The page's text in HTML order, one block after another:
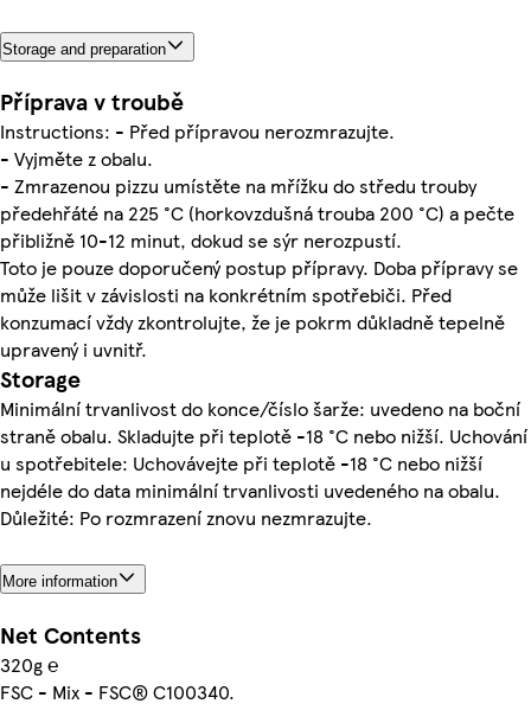
Storage and preparation
Příprava v troubě
Instructions: - Před přípravou nerozmrazujte.
- Vyjměte z obalu.
- Zmrazenou pizzu umístěte na mřížku do středu trouby
předehřáté na 225 °C (horkovzdušná trouba 200 °C) a pečte
přibližně 10-12 minut, dokud se sýr nerozpustí.
Toto je pouze doporučený postup přípravy. Doba přípravy se
může lišit v závislosti na konkrétním spotřebiči. Před
konzumací vždy zkontrolujte, že je pokrm důkladně tepelně
upravený i uvnitř.
Storage
Minimální trvanlivost do konce/číslo šarže: uvedeno na boční
straně obalu. Skladujte při teplotě -18 °C nebo nižší. Uchování
u spotřebitele: Uchovávejte při teplotě -18 °C nebo nižší
nejdéle do data minimální trvanlivosti uvedeného na obalu.
Důležité: Po rozmrazení znovu nezmrazujte.
More information
Net Contents
320g ℮
FSC - Mix - FSC® C100340.